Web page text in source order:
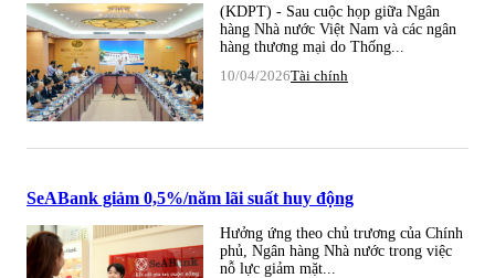
(KDPT) - Sau cuộc họp giữa Ngân
hàng Nhà nước Việt Nam và các ngân
hàng thương mại do Thống...
10/04/2026Tài chính
SeABank giảm 0,5%/năm lãi suất huy động
Hưởng ứng theo chủ trương của Chính
phủ, Ngân hàng Nhà nước trong việc
nỗ lực giảm mặt...